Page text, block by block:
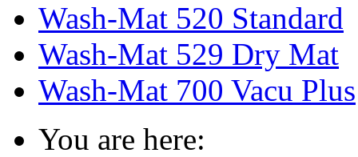
Wash-Mat 520 Standard
Wash-Mat 529 Dry Mat
Wash-Mat 700 Vacu Plus
You are here: